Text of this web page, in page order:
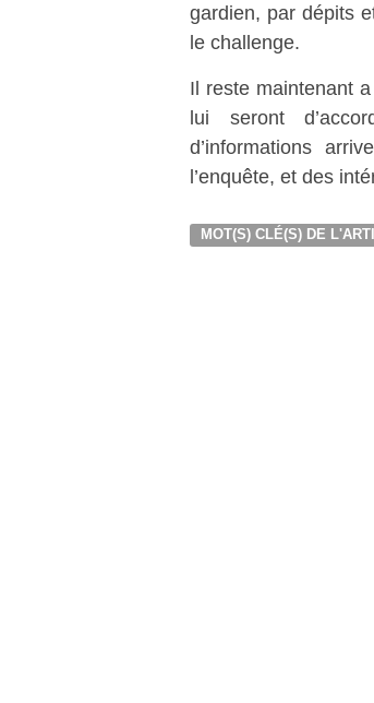
gardien, par dépits
le challenge.
Il reste maintenant
lui seront
d’informations
l’enquête, et des
MOT(S) CLÉ(S) DE